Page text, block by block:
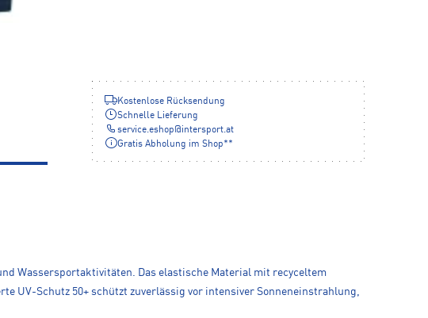
Kostenlose Rücksendung
Schnelle Lieferung
service.eshop@ intersport.at
Gratis Abholung im Shop**
Wassersportaktivitäten. Das elastische Material mit recyceltem
UV-Schutz 50+ schützt zuverlässig vor intensiver Sonneneinstrahlung,